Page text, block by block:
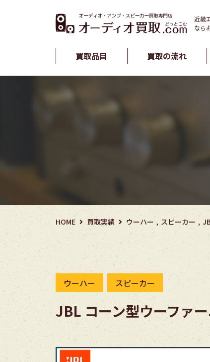
近畿
なら
買取品目 買取の流れ
HOME 買取実績 ウーハー スピーカー
ウーハー スピーカー
JBL コーン型ウーファ